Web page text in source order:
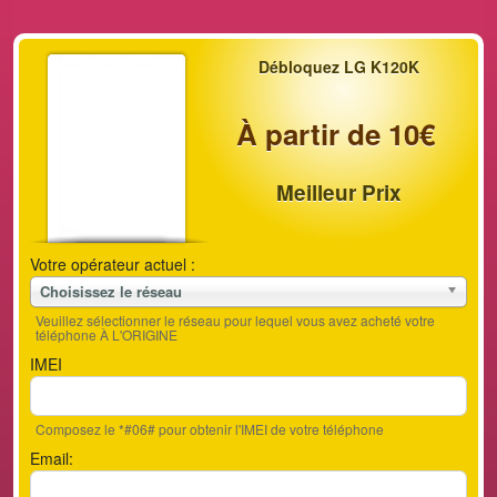
Débloquez LG K120K
À partir de 10€
Meilleur Prix
Votre opérateur actuel :
Choisissez le réseau
Veuillez sélectionner le réseau pour lequel vous avez acheté votre
téléphone À L'ORIGINE
IMEI
Composez le *#06# pour obtenir l'IMEI de votre téléphone
Email: